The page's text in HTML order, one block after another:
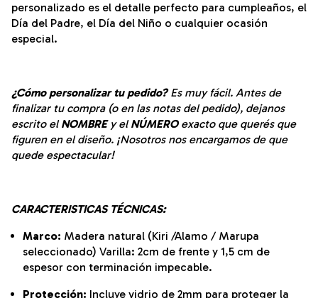
personalizado es el detalle perfecto para cumpleaños, el
Día del Padre, el Día del Niño o cualquier ocasión
especial.
¿Cómo personalizar tu pedido?Es muy fácil. Antes de
finalizar tu compra (o en las notas del pedido), dejanos
escrito elNOMBREy elNÚMEROexacto que querés que
figuren en el diseño. ¡Nosotros nos encargamos de que
quede espectacular!
CARACTERISTICAS TÉCNICAS:
Marco: Madera natural (Kiri /Alamo / Marupa
seleccionado) Varilla: 2cm de frente y 1,5 cm de
espesor con terminación impecable.
Protección: Incluye vidrio de 2mm para proteger la